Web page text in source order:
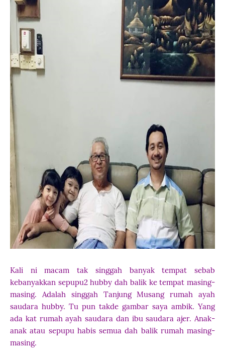
Kali ni macam tak singgah banyak tempat sebab
kebanyakkan sepupu2 hubby dah balik ke tempat masing-
masing. Adalah singgah Tanjung Musang rumah ayah
saudara hubby. Tu pun takde gambar saya ambik. Yang
ada kat rumah ayah saudara dan ibu saudara ajer. Anak-
anak atau sepupu habis semua dah balik rumah masing-
masing.